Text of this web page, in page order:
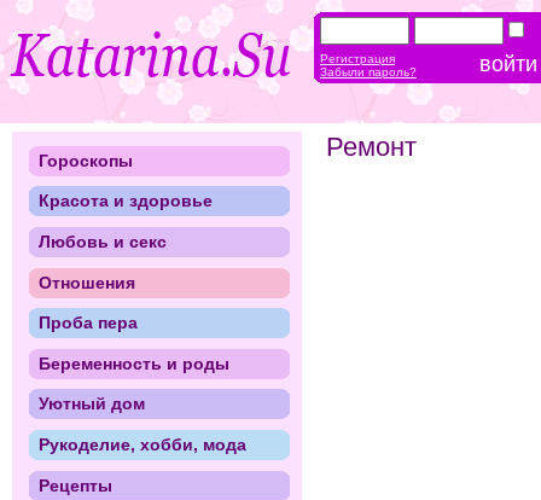
Ремонт
Гороскопы
Красота и здоровье
Любовь и секс
Отношения
Проба пера
Беременность и роды
Уютный дом
Рукоделие, хобби, мода
Рецепты
Регистрация
Забыли пароль?